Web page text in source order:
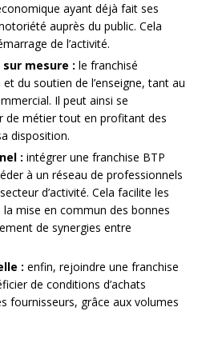
ayant déjà fait ses
auprès du public. Cela
de l’activité.
mesure : le franchisé
et du soutien de l’enseigne, tant au
Il peut ainsi se
métier tout en profitant des
disposition.
: intégrer une franchise BTP
à un réseau de professionnels
d’activité. Cela facilite les
la mise en commun des bonnes
de synergies entre
: enfin, rejoindre une franchise
de conditions d’achats
fournisseurs, grâce aux volumes